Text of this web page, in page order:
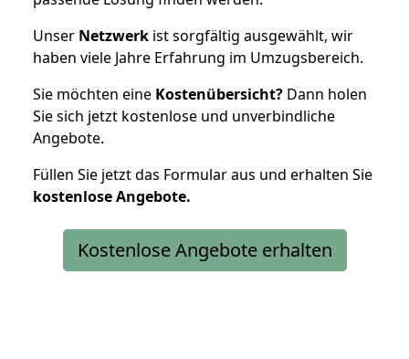
Unser Netzwerk ist sorgfältig ausgewählt, wir
haben viele Jahre Erfahrung im Umzugsbereich.
Sie möchten eine Kostenübersicht? Dann holen
Sie sich jetzt kostenlose und unverbindliche
Angebote.
Füllen Sie jetzt das Formular aus und erhalten Sie
kostenloseAngebote.
Kostenlose Angebote erhalten